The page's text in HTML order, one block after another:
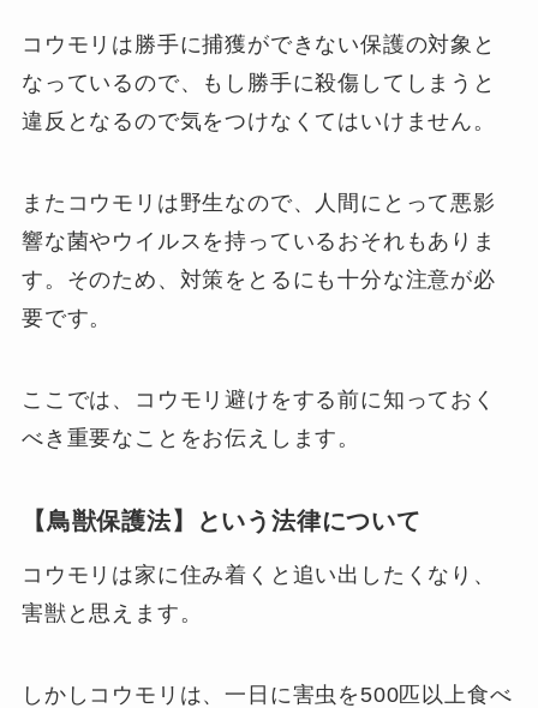
コウモリは勝手に捕獲ができない保護の対象と
なっているので、もし勝手に殺傷してしまうと
違反となるので気をつけなくてはいけません。
またコウモリは野生なので、人間にとって悪影
響な菌やウイルスを持っているおそれもありま
す。そのため、対策をとるにも十分な注意が必
要です。
ここでは、コウモリ避けをする前に知っておく
べき重要なことをお伝えします。
【鳥獣保護法】という法律について
コウモリは家に住み着くと追い出したくなり、
害獣と思えます。
しかしコウモリは、一日に害虫を500匹以上食べ